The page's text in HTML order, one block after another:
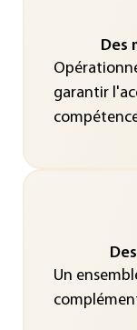
Des
garantir
Un